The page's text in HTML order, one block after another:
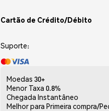
Cartão de Crédito/Débito
Suporte:
Moedas 30+
Menor Taxa 0.8%
Chegada Instantâneo
Melhor para Primeira compra/